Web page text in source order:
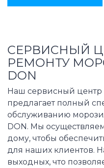
СЕРВИСНЫЙ
РЕМОНТУ
DON
Наш сервисный центр
предлагает полный
обслуживанию
DON. Мы
дому, чтобы
для наших клиентов.
выходных, что